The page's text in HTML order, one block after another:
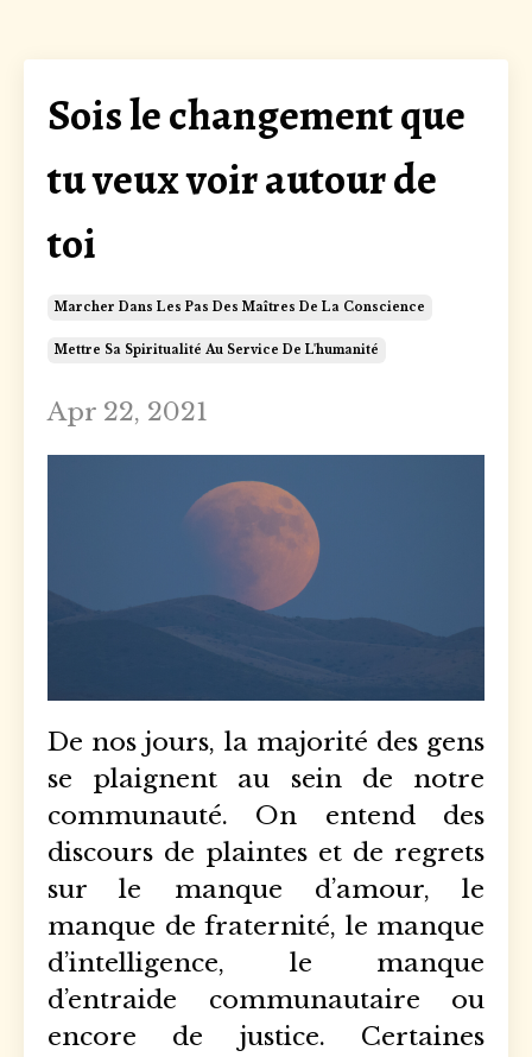
Sois le changement que
tu veux voir autour de
toi
Marcher Dans Les Pas Des Maîtres De La Conscience
Mettre Sa Spiritualité Au Service De L'humanité
Apr 22, 2021
De nos jours, la majorité des gens
se plaignent au sein de notre
communauté. On entend des
discours de plaintes et de regrets
sur le manque d’amour, le
manque de fraternité, le manque
d’intelligence, le manque
d’entraide communautaire ou
encore de justice. Certaines